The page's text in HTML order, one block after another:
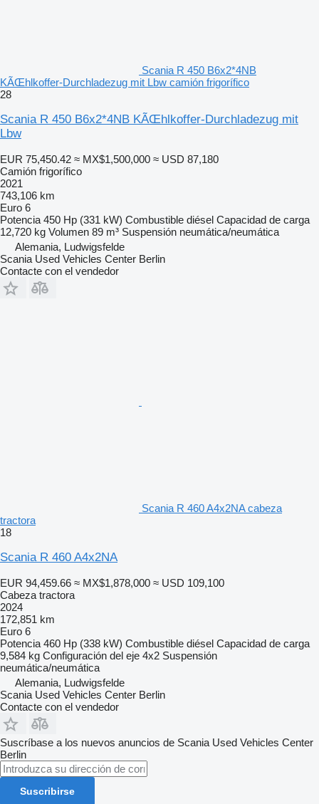
Scania R 450 B6x2*4NB
KÃŒhlkoffer-Durchladezug mit Lbw camión frigorífico
28
Scania R 450 B6x2*4NB KÃŒhlkoffer-Durchladezug mit
Lbw
EUR 75,450.42 ≈ MX$1,500,000 ≈ USD 87,180
Camión frigorífico
2021
743,106 km
Euro 6
Potencia 450 Hp (331 kW) Combustible diésel Capacidad de carga
12,720 kg Volumen 89 m³ Suspensión neumática/neumática
Alemania, Ludwigsfelde
Scania Used Vehicles Center Berlin
Contacte con el vendedor
Scania R 460 A4x2NA cabeza
tractora
18
Scania R 460 A4x2NA
EUR 94,459.66 ≈ MX$1,878,000 ≈ USD 109,100
Cabeza tractora
2024
172,851 km
Euro 6
Potencia 460 Hp (338 kW) Combustible diésel Capacidad de carga
9,584 kg Configuración del eje 4x2 Suspensión
neumática/neumática
Alemania, Ludwigsfelde
Scania Used Vehicles Center Berlin
Contacte con el vendedor
Suscríbase a los nuevos anuncios de Scania Used Vehicles Center
Berlin
Suscribirse